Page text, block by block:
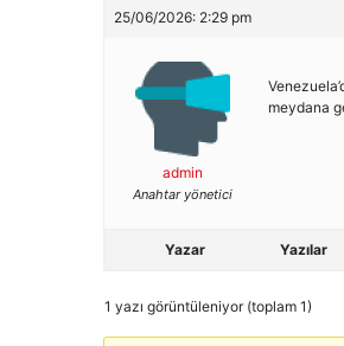
25/06/2026: 2:29 pm
admin
Anahtar yönetici
meydana
Yazar Yazılar
1 yazı görüntüleniyor (toplam 1)